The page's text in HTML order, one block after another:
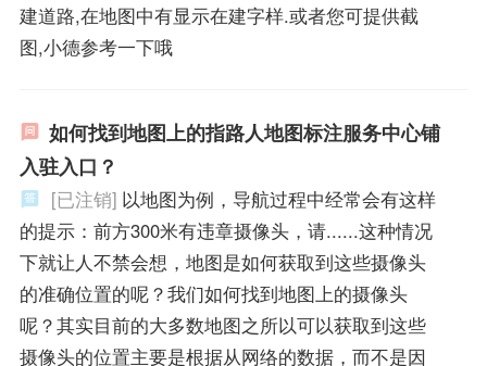
建道路,在地图中有显示在建字样.或者您可提供截
图,小德参考一下哦
如何找到地图上的指路人地图标注服务中心铺
入驻入口？
[已注销] 以地图为例，导航过程中经常会有这样
的提示：前方300米有违章摄像头，请......这种情况
下就让人不禁会想，地图是如何获取到这些摄像头
的准确位置的呢？我们如何找到地图上的摄像头
呢？其实目前的大多数地图之所以可以获取到这些
摄像头的位置主要是根据从网络的数据，而不是因